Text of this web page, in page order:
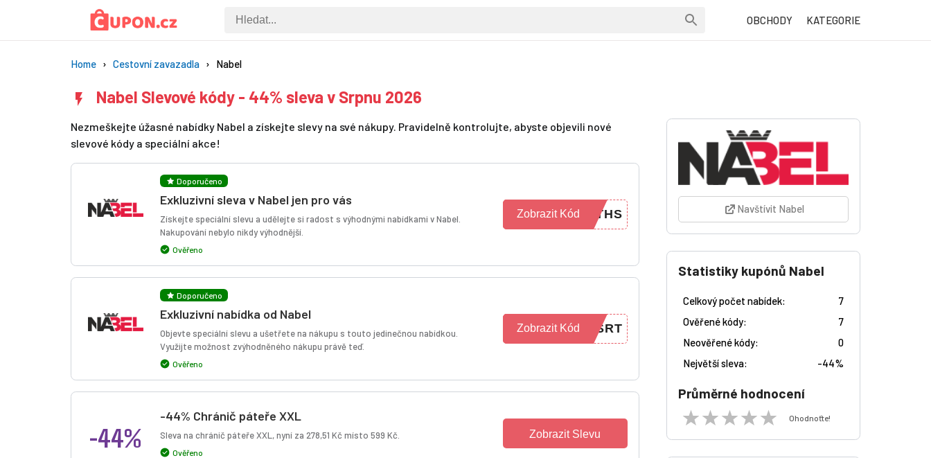
OBCHODY KATEGORIE
Home Cestovní zavazadla Nabel
Nabel Slevové kódy - 44% sleva v Srpnu 2026
Nezmeškejte úžasné nabídky Nabel a získejte slevy na své nákupy. Pravidelně kontrolujte, abyste objevili nové
slevové kódy a speciální akce!
Doporučeno
Exkluzivní sleva v Nabel jen pro vás
Získejte speciální slevu a udělejte si radost s výhodnými nabídkami v Nabel.
Nakupování nebylo nikdy výhodnější.
Ověřeno
PTHS
Zobrazit Kód
Doporučeno
Exkluzivní nabídka od Nabel
Objevte speciální slevu a ušetřete na nákupu s touto jedinečnou nabídkou.
Využijte možnost zvýhodněného nákupu právě teď.
Ověřeno
FSRT
Zobrazit Kód
-44%
-44% Chránič páteře XXL
Sleva na chránič páteře XXL, nyní za 278,51 Kč místo 599 Kč.
Ověřeno
Zobrazit Slevu
Navštívit Nabel
Statistiky kupónů Nabel
Celkový počet nabídek:
7
Ověřené kódy:
7
Neověřené kódy:
0
Největší sleva:
-44%
Průměrné hodnocení
Ohodnoťte!